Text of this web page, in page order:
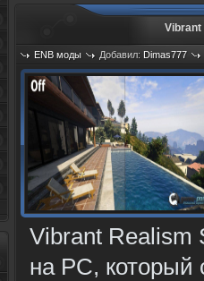
Vibrant
ENB моды Добавил: Dimas777
Просмотров: 2721
Vibrant Realism
на PC,